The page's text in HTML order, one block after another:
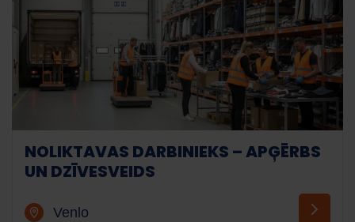
NOLIKTAVAS DARBINIEKS – APĢĒRBS
UN DZĪVESVEIDS
Venlo